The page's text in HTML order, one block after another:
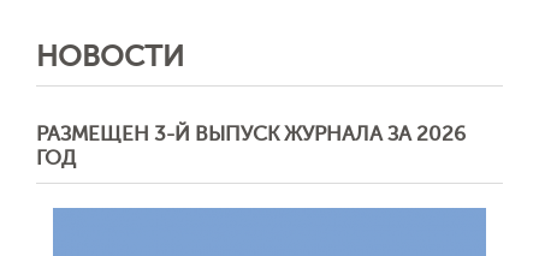
НОВОСТИ
РАЗМЕЩЕН 3-Й ВЫПУСК ЖУРНАЛА ЗА 2026
ГОД